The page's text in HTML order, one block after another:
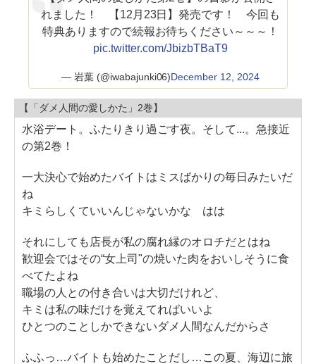
れました！ 【12月23日】発売です！ 今回も
特典ありますので続報お待ちください～～～！
pic.twitter.com/JbizbTBaT9
— 岩葉 (@iwabajunki06)December 12, 2024
【「ダメ人間の愛しかた」2巻】
水浴デート。ふたりきり過ごす夜。そして...。急接近
の第2巻！
一大決心で始めたバイトはミスばかりの毎日みたいだ
ね
キミらしくていいんじゃないかな はは
それにしても店長が私の腐れ縁のオロチだとはね
歓迎会ではその“女上司"の焼いた肉をおいしそうに食
べてたよね
職場の人との付き合いは大切だけれど、
キミは私の味だけを覚えてればいいよ
ひとつのことしかできないダメ人間なんだからさ
ふふっ…バイトも始めたことだし…この夏、海辺に旅